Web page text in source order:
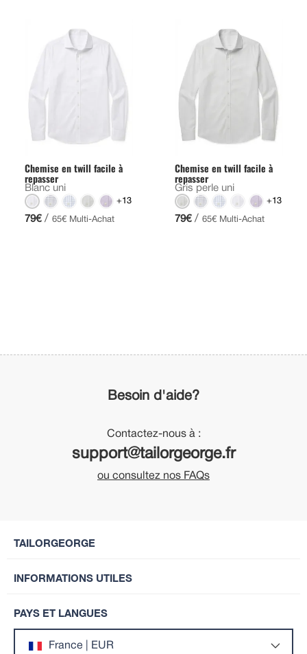
Chemise en twill facile à
repasser
Blanc uni
+13
79€ / 65€ Multi-Achat
Chemise en twill facile à
repasser
Gris perle uni
+13
79€ / 65€ Multi-Achat
Besoin d'aide?
Contactez-nous à :
support@tailorgeorge.fr
ou consultez nos FAQs
TAILORGEORGE
INFORMATIONS UTILES
PAYS ET LANGUES
France | EUR